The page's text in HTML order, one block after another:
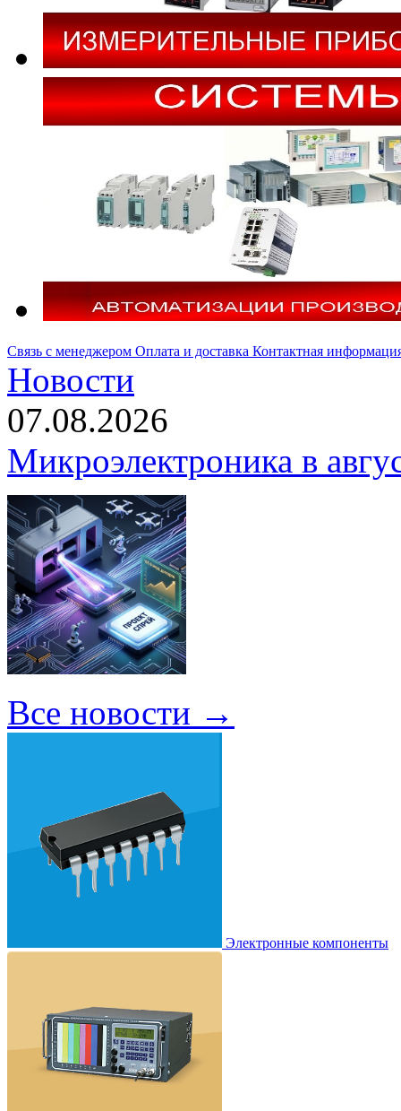
Связь с менеджером Оплата и доставка Контактная
Новости
07.08.2026
Микроэлектроника в
Все новости →
Электронные компоненты